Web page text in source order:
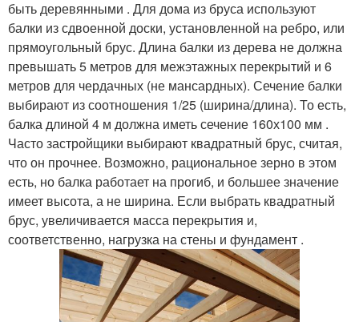
быть деревянными . Для дома из бруса используют
балки из сдвоенной доски, установленной на ребро, или
прямоугольный брус. Длина балки из дерева не должна
превышать 5 метров для межэтажных перекрытий и 6
метров для чердачных (не мансардных). Сечение балки
выбирают из соотношения 1/25 (ширина/длина). То есть,
балка длиной 4 м должна иметь сечение 160х100 мм .
Часто застройщики выбирают квадратный брус, считая,
что он прочнее. Возможно, рациональное зерно в этом
есть, но балка работает на прогиб, и большее значение
имеет высота, а не ширина. Если выбрать квадратный
брус, увеличивается масса перекрытия и,
соответственно, нагрузка на стены и фундамент .